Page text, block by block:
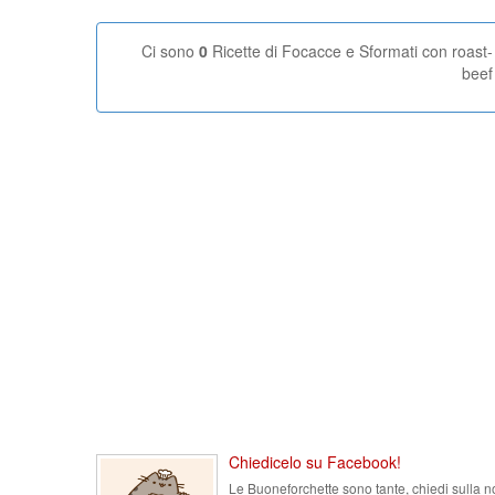
Ci sono 0 Ricette di Focacce e Sformati con roast-
beef
Chiedicelo su Facebook!
Le Buoneforchette sono tante, chiedi sulla